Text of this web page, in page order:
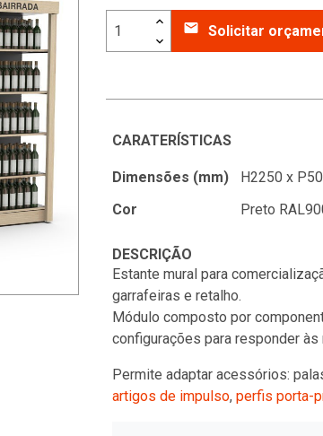
email Solicitar
CARATERÍSTICAS
Dimensões (mm)
H2250 x
Cor
Preto
DESCRIÇÃO
Estante mural para
garrafeiras e retalho.
Módulo composto por
configurações para responder
Permite adaptar acessórios:
artigos de impulso, perfis porta-